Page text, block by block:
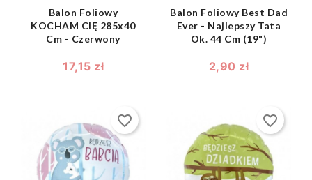
Balon Foliowy
KOCHAM CIĘ 285x40
Cm - Czerwony
17,15 zł
Balon Foliowy Best Dad
Ever - Najlepszy Tata
Ok. 44 Cm (19")
2,90 zł
shopping_bag 
favorite_border
shopping_bag 
favorite_border